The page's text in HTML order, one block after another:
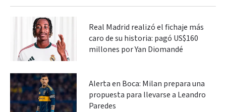
Real Madrid realizó el fichaje más
caro de su historia: pagó US$160
millones por Yan Diomandé
Alerta en Boca: Milan prepara una
propuesta para llevarse a Leandro
Paredes